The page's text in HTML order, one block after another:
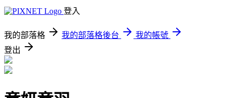
登入
我的部落格 我的部落格後台
我的帳號
登出